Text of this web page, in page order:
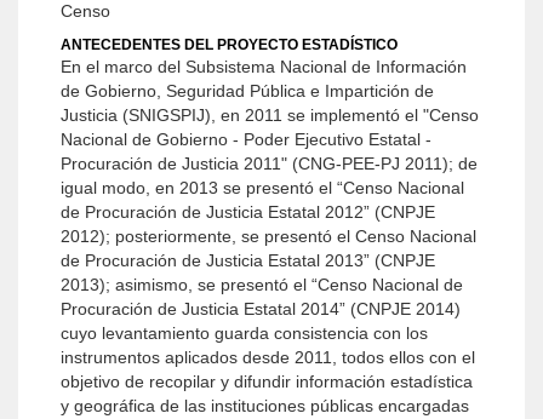
Censo
ANTECEDENTES DEL PROYECTO ESTADÍSTICO
En el marco del Subsistema Nacional de Información
de Gobierno, Seguridad Pública e Impartición de
Justicia (SNIGSPIJ), en 2011 se implementó el "Censo
Nacional de Gobierno - Poder Ejecutivo Estatal -
Procuración de Justicia 2011" (CNG-PEE-PJ 2011); de
igual modo, en 2013 se presentó el “Censo Nacional
de Procuración de Justicia Estatal 2012” (CNPJE
2012); posteriormente, se presentó el Censo Nacional
de Procuración de Justicia Estatal 2013” (CNPJE
2013); asimismo, se presentó el “Censo Nacional de
Procuración de Justicia Estatal 2014” (CNPJE 2014)
cuyo levantamiento guarda consistencia con los
instrumentos aplicados desde 2011, todos ellos con el
objetivo de recopilar y difundir información estadística
y geográfica de las instituciones públicas encargadas